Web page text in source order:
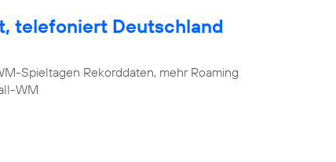
telefoniert Deutschland
Spieltagen Rekorddaten, mehr Roaming
WM